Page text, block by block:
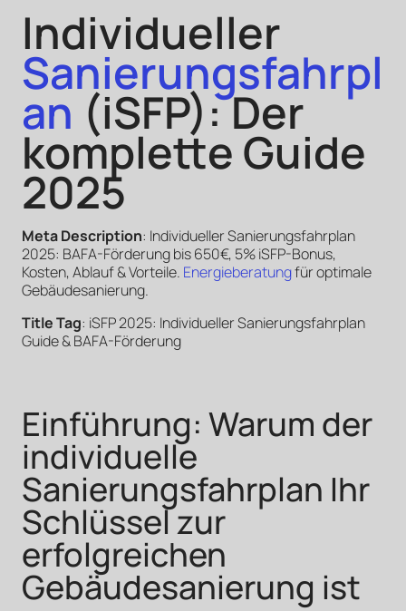
Individueller
Sanierungsfahrpl
an (iSFP): Der
komplette Guide
2025
Meta Description: Individueller Sanierungsfahrplan
2025: BAFA-Förderung bis 650€, 5% iSFP-Bonus,
Kosten, Ablauf & Vorteile. Energieberatungfür optimale
Gebäudesanierung.
Title Tag: iSFP 2025: Individueller Sanierungsfahrplan
Guide & BAFA-Förderung
Einführung: Warum der
individuelle
Sanierungsfahrplan Ihr
Schlüssel zur
erfolgreichen
Gebäudesanierung ist